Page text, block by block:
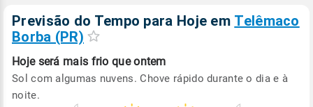
Previsão do Tempo para Hoje em Telêmaco
Borba (PR)
Hoje será mais frio que ontem
Sol com algumas nuvens. Chove rápido durante o dia e à
noite.